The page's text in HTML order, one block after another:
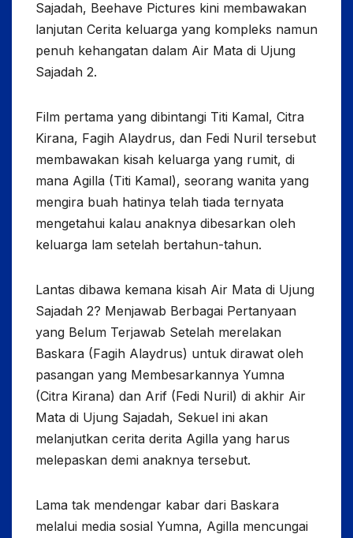
Sajadah, Beehave Pictures kini membawakan
lanjutan Cerita keluarga yang kompleks namun
penuh kehangatan dalam Air Mata di Ujung
Sajadah 2.
Film pertama yang dibintangi Titi Kamal, Citra
Kirana, Fagih Alaydrus, dan Fedi Nuril tersebut
membawakan kisah keluarga yang rumit, di
mana Agilla (Titi Kamal), seorang wanita yang
mengira buah hatinya telah tiada ternyata
mengetahui kalau anaknya dibesarkan oleh
keluarga lam setelah bertahun-tahun.
Lantas dibawa kemana kisah Air Mata di Ujung
Sajadah 2? Menjawab Berbagai Pertanyaan
yang Belum Terjawab Setelah merelakan
Baskara (Fagih Alaydrus) untuk dirawat oleh
pasangan yang Membesarkannya Yumna
(Citra Kirana) dan Arif (Fedi Nuril) di akhir Air
Mata di Ujung Sajadah, Sekuel ini akan
melanjutkan cerita derita Agilla yang harus
melepaskan demi anaknya tersebut.
Lama tak mendengar kabar dari Baskara
melalui media sosial Yumna, Agilla mencungai